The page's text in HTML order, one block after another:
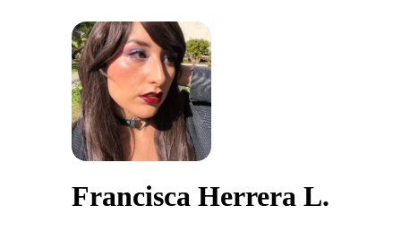
Francisca Herrera L.